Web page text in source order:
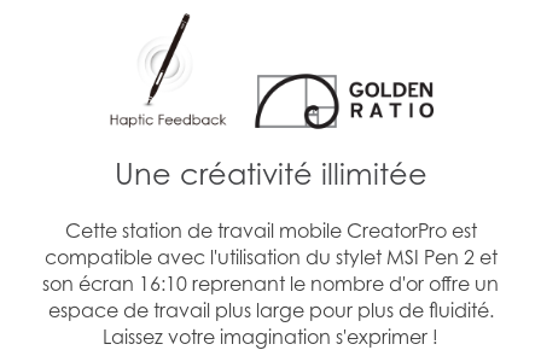
Une créativité illimitée
Cette station de travail mobile CreatorPro est
compatible avec l'utilisation du stylet MSI Pen 2 et
son écran 16:10 reprenant le nombre d'or offre un
espace de travail plus large pour plus de fluidité.
Laissez votre imagination s'exprimer !